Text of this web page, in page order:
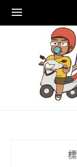
content